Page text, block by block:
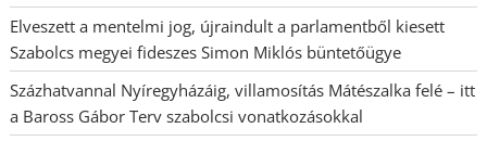
Elveszett a mentelmi jog, újraindult a parlamentből kiesett
Szabolcs megyei fideszes Simon Miklós büntetőügye
Százhatvannal Nyíregyházáig, villamosítás Mátészalka felé – itt
a Baross Gábor Terv szabolcsi vonatkozásokkal